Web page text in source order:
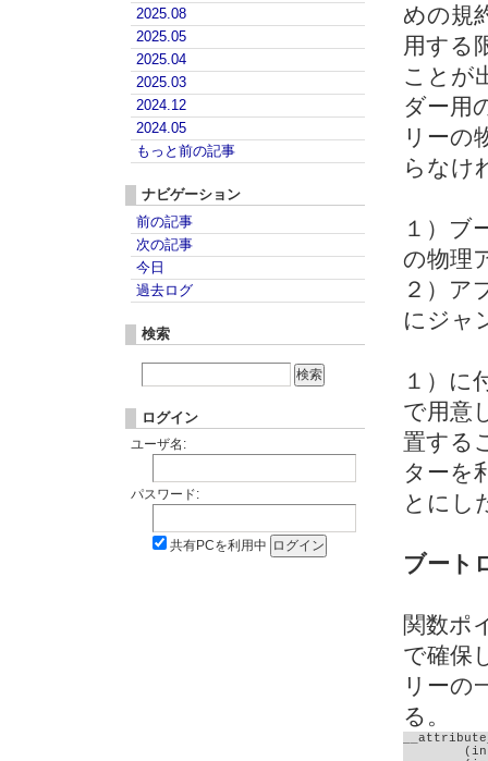
めの規
用する
ことが
ダー用
リーの
らなけ
１）ブ
の物理
２）ア
にジャ
１）に
で用意
置する
ターを
とにし
ブート
関数ポ
で確保
リーの
る。
2025.08
2025.05
2025.04
2025.03
2024.12
2024.05
もっと前の記事
ナビゲーション
前の記事
次の記事
今日
過去ログ
検索
ログイン
ユーザ名:
パスワード:
共有PCを利用中